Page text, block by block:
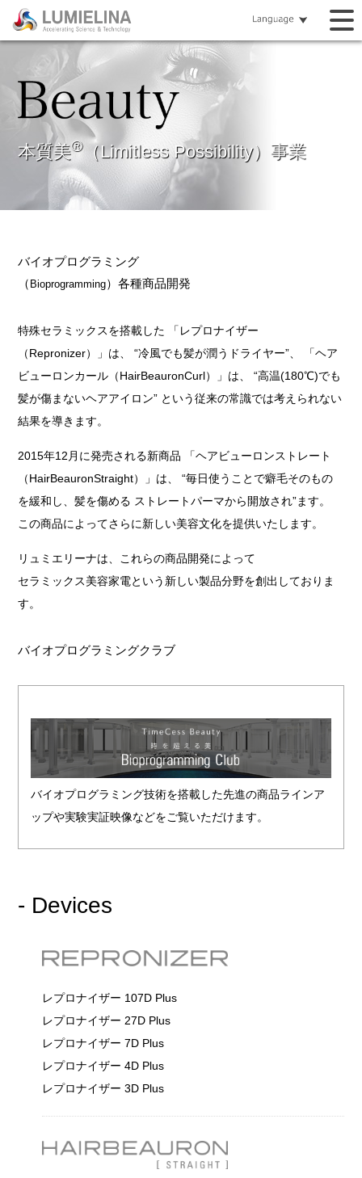
本質美®（Limitless Possibility）事業
バイオプログラミング
（ Bioprogramming）各種商品開発
特殊セラミックスを搭載した 「レプロナイザー
（Repronizer）」は、 “冷風でも髪が潤うドライヤー”、 「ヘア
ビューロンカール（HairBeauronCurl）」は、 “高温(180℃)でも
髪が傷まないヘアアイロン” という従来の常識では考えられない
結果を導きます。
2015年12月に発売される新商品 「ヘアビューロンストレート
（HairBeauronStraight）」は、 “毎日使うことで癖毛そのもの
を緩和し、髪を傷める ストレートパーマから開放され”ます。
この商品によってさらに新しい美容文化を提供いたします。
リュミエリーナは、これらの商品開発によって
セラミックス美容家電という新しい製品分野を創出しておりま
す。
バイオプログラミングクラブ
バイオプログラミング技術を搭載した先進の商品ラインア
ップや実験実証映像などをご覧いただけます。
- Devices
レプロナイザー 107D Plus
レプロナイザー 27D Plus
レプロナイザー 7D Plus
レプロナイザー 4D Plus
レプロナイザー 3D Plus